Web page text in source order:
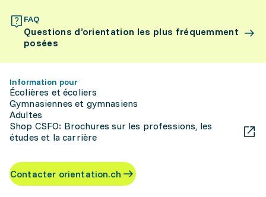
FAQ
Questions d’orientation les plus fréquemment
posées
Information pour
Écolières et écoliers
Gymnasiennes et gymnasiens
Adultes
Shop CSFO: Brochures sur les professions, les
études et la carrière
Contacter orientation.ch